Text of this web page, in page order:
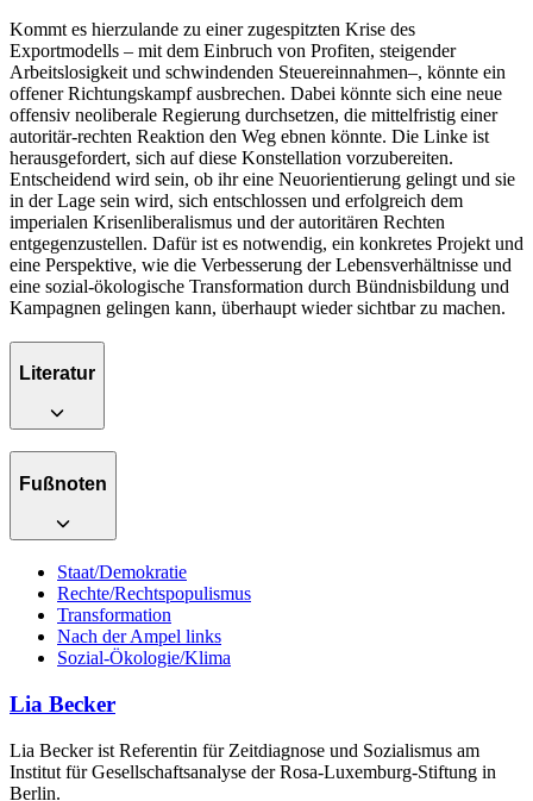
Kommt es hierzulande zu einer zugespitzten Krise des
Exportmodells – mit dem Einbruch von Profiten, steigender
Arbeitslosigkeit und schwindenden Steuereinnahmen–, könnte ein
offener Richtungskampf ausbrechen. Dabei könnte sich eine neue
offensiv neoliberale Regierung durchsetzen, die mittelfristig einer
autoritär-rechten Reaktion den Weg ebnen könnte. Die Linke ist
herausgefordert, sich auf diese Konstellation vorzubereiten.
Entscheidend wird sein, ob ihr eine Neuorientierung gelingt und sie
in der Lage sein wird, sich entschlossen und erfolgreich dem
imperialen Krisenliberalismus und der autoritären Rechten
entgegenzustellen. Dafür ist es notwendig, ein konkretes Projekt und
eine Perspektive, wie die Verbesserung der Lebensverhältnisse und
eine sozial-ökologische Transformation durch Bündnisbildung und
Kampagnen gelingen kann, überhaupt wieder sichtbar zu machen.
Literatur
Fußnoten
Staat/Demokratie
Rechte/Rechtspopulismus
Transformation
Nach der Ampel links
Sozial-Ökologie/Klima
Lia Becker
Lia Becker ist Referentin für Zeitdiagnose und Sozialismus am
Institut für Gesellschaftsanalyse der Rosa-Luxemburg-Stiftung in
Berlin.